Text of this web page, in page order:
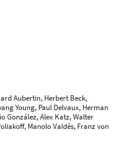
Aubertin, Herbert Beck,
Young, Paul Delvaux, Herman
González, Alex Katz, Walter
Manolo Valdés, Franz von